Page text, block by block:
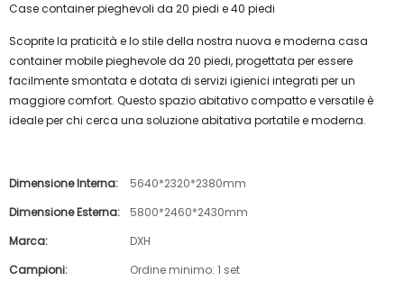
Case container pieghevoli da 20 piedi e 40 piedi
Scoprite la praticità e lo stile della nostra nuova e moderna casa
container mobile pieghevole da 20 piedi, progettata per essere
facilmente smontata e dotata di servizi igienici integrati per un
maggiore comfort. Questo spazio abitativo compatto e versatile è
ideale per chi cerca una soluzione abitativa portatile e moderna.
Dimensione Interna:
5640*2320*2380mm
Dimensione Esterna:
5800*2460*2430mm
Marca:
DXH
Campioni:
Ordine minimo: 1 set